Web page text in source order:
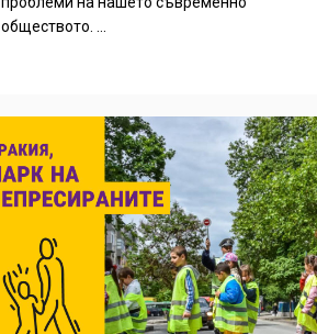
обществото. ...